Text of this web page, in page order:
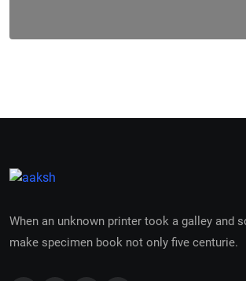
When an unknown printer took a galley and
make specimen book not only five centurie.